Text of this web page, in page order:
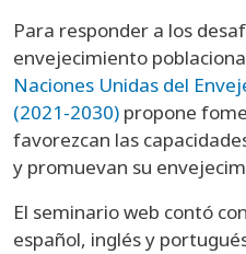
Para responder a los
envejecimiento
Naciones Unidas del
(2021-2030) propone
favorezcan las
y promuevan su
El seminario web contó
español, inglés y